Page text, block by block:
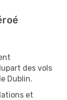
des vols
Dublin.
et